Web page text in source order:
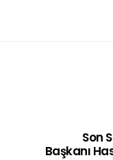
Son
Başkanı